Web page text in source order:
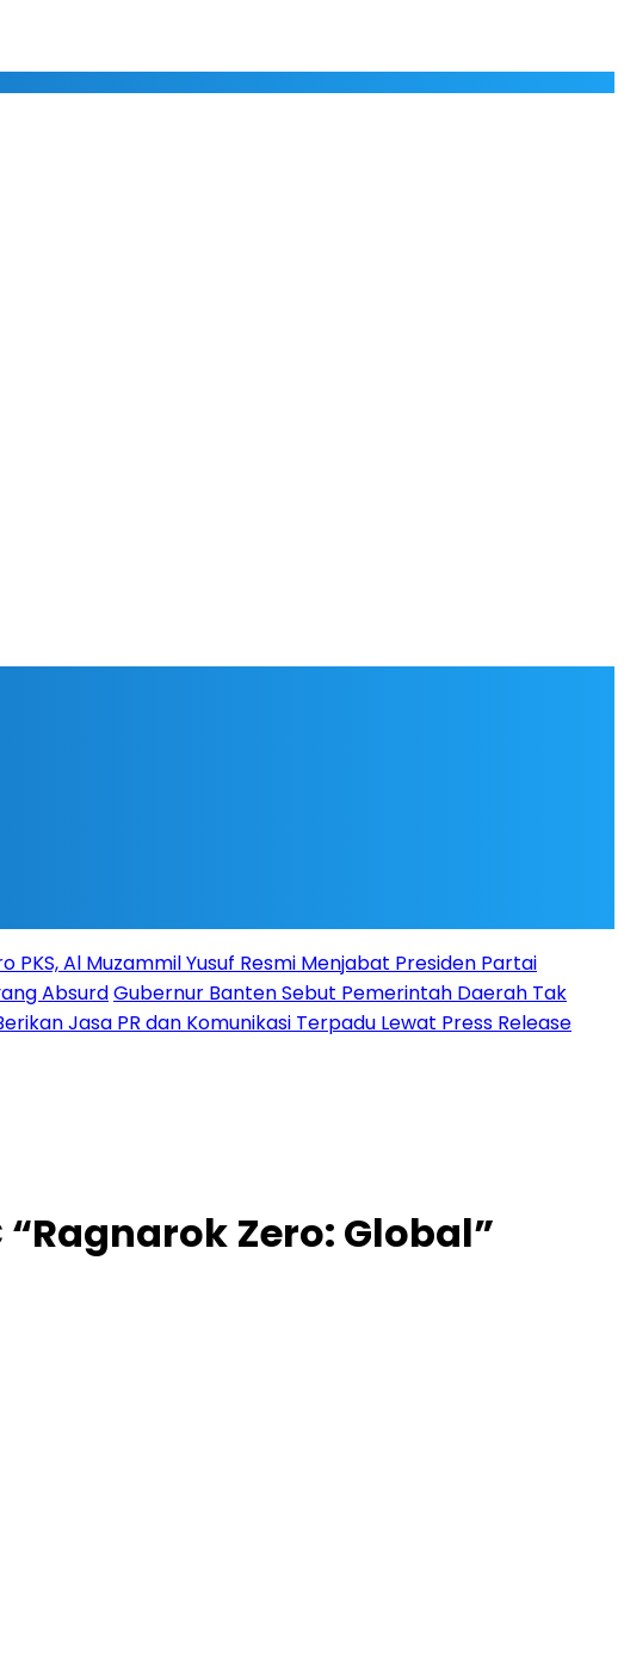
PKS, Al Muzammil Yusuf Resmi Menjabat Presiden Partai
AbsurdGubernur Banten Sebut Pemerintah Daerah Tak
Jasa PR dan Komunikasi Terpadu Lewat Press Release
“Ragnarok Zero: Global”